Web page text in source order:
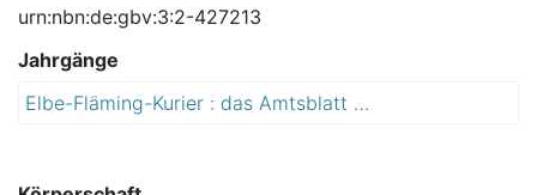
urn:nbn:de:gbv:3:2-427213
Jahrgänge
Elbe-Fläming-Kurier : das Amtsblatt der Stadt Coswig (Anhalt)